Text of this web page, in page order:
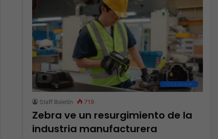
POS & Barcode
Staff Boletín 719
Zebra ve un resurgimiento de la
industria manufacturera